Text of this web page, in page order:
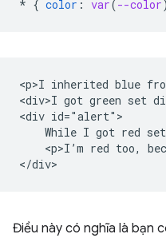
* { color : var(--color
<p>I inherited blue
<div>I got green set
<div id="alert">
While I got red
<p>I’m red too,
Điều này có nghĩa là bạn